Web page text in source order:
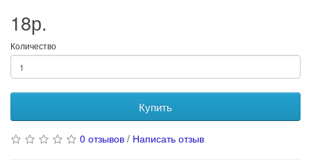
18р.
Количество
Купить
0 отзывов / Написать отзыв